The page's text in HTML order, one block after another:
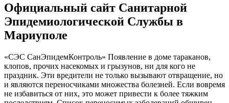
Официальный сайт Санитарной
Эпидемиологической Службы в
Мариуполе
«СЭС СанЭпидемКонтроль» Появление в доме тараканов,
клопов, прочих насекомых и грызунов, ни для кого не
праздник. Эти вредители не только вызывают отвращение, но
и являются переносчиками множества болезней. Если вовремя
не избавиться от них, это может привести к более тяжким